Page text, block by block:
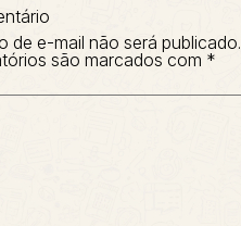
de e-mail não será publicado.
são marcados com *